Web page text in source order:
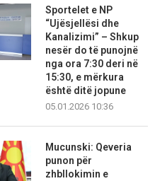
Sportelet e NP
“Ujësjellësi dhe
Kanalizimi” – Shkup
nesër do të punojnë
nga ora 7:30 deri në
15:30, e mërkura
është ditë jopune
05.01.2026 10:36
Mucunski: Qeveria
punon për
zhbllokimin e